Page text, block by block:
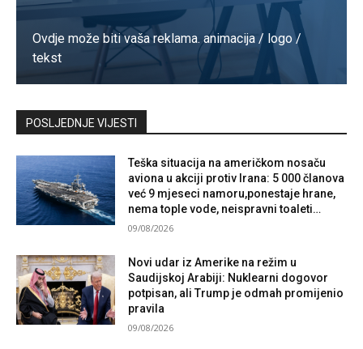
Ovdje može biti vaša reklama. animacija / logo /
tekst
Kontaktirajte nas
POSLJEDNJE VIJESTI
Teška situacija na američkom nosaču
aviona u akciji protiv Irana: 5 000 članova
već 9 mjeseci namoru,ponestaje hrane,
nema tople vode, neispravni toaleti…
09/08/2026
Novi udar iz Amerike na režim u
Saudijskoj Arabiji: Nuklearni dogovor
potpisan, ali Trump je odmah promijenio
pravila
09/08/2026